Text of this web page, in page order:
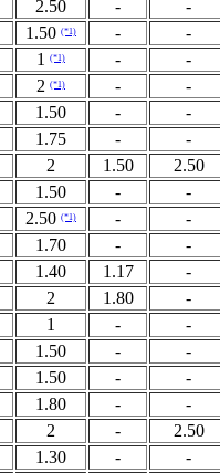
2.50 - -
1.50 (*1) - -
1 (*1) - -
2 (*1) - -
1.50 - -
1.75 - -
2 1.50 2.50
1.50 - -
2.50 (*1) - -
1.70 - -
1.40 1.17 -
2 1.80 -
1 - -
1.50 - -
1.50 - -
1.80 - -
2 - 2.50
1.30 - -